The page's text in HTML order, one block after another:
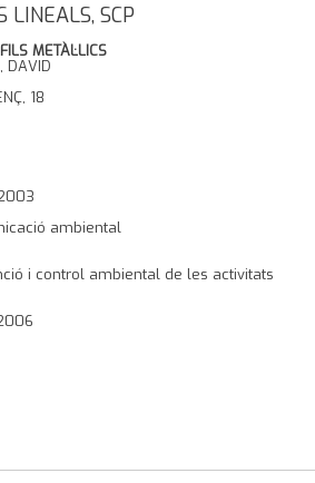
LINEALS, SCP
METÀL·LICS
DAVID
18
ambiental
i control ambiental de les activitats